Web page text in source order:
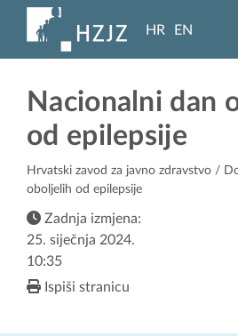
HR EN
Nacionalni dan
od epilepsije
Hrvatski zavod za javno zdravstvo /
oboljelih od epilepsije
Zadnja izmjena:
25. siječnja 2024.
10:35
Ispiši stranicu